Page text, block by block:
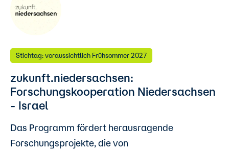
Stichtag: voraussichtlich Frühsommer 2027
zukunft.niedersachsen:
Forschungskooperation Niedersachsen
- Israel
Das Programm fördert herausragende
Forschungsprojekte, die von